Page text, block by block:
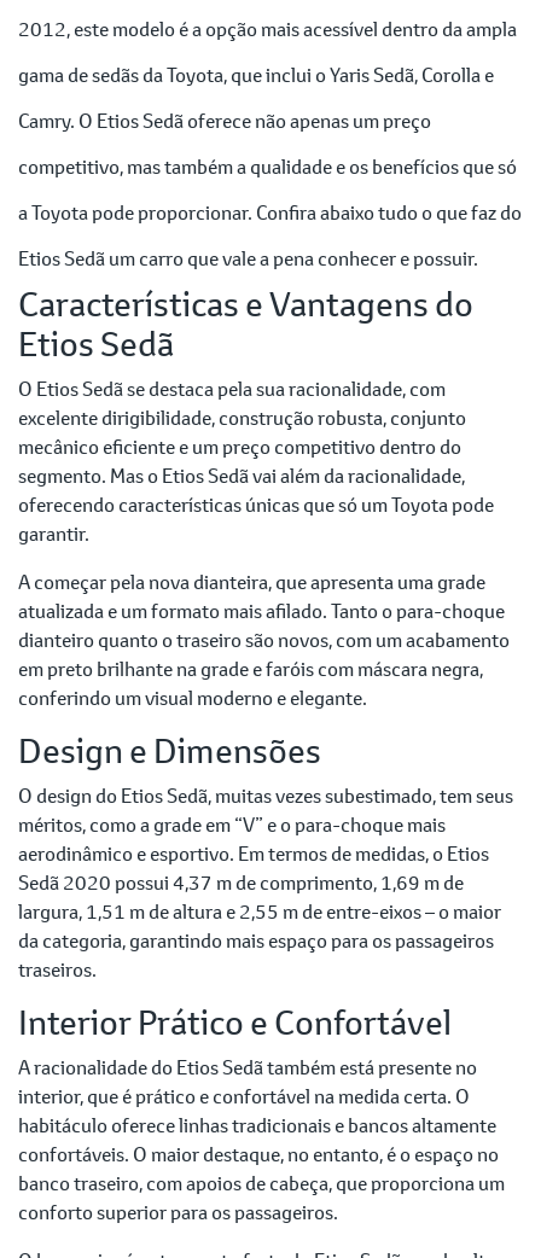
2012, este modelo é a opção mais acessível dentro da ampla
gama de sedãs da Toyota, que inclui o Yaris Sedã, Corolla e
Camry. O Etios Sedã oferece não apenas um preço
competitivo, mas também a qualidade e os benefícios que só
a Toyota pode proporcionar. Confira abaixo tudo o que faz do
Etios Sedã um carro que vale a pena conhecer e possuir.
Características e Vantagens do
Etios Sedã
O Etios Sedã se destaca pela sua racionalidade, com
excelente dirigibilidade, construção robusta, conjunto
mecânico eficiente e um preço competitivo dentro do
segmento. Mas o Etios Sedã vai além da racionalidade,
oferecendo características únicas que só um Toyota pode
garantir.
A começar pela nova dianteira, que apresenta uma grade
atualizada e um formato mais afilado. Tanto o para-choque
dianteiro quanto o traseiro são novos, com um acabamento
em preto brilhante na grade e faróis com máscara negra,
conferindo um visual moderno e elegante.
Design e Dimensões
O design do Etios Sedã, muitas vezes subestimado, tem seus
méritos, como a grade em “V” e o para-choque mais
aerodinâmico e esportivo. Em termos de medidas, o Etios
Sedã 2020 possui 4,37 m de comprimento, 1,69 m de
largura, 1,51 m de altura e 2,55 m de entre-eixos – o maior
da categoria, garantindo mais espaço para os passageiros
traseiros.
Interior Prático e Confortável
A racionalidade do Etios Sedã também está presente no
interior, que é prático e confortável na medida certa. O
habitáculo oferece linhas tradicionais e bancos altamente
confortáveis. O maior destaque, no entanto, é o espaço no
banco traseiro, com apoios de cabeça, que proporciona um
conforto superior para os passageiros.